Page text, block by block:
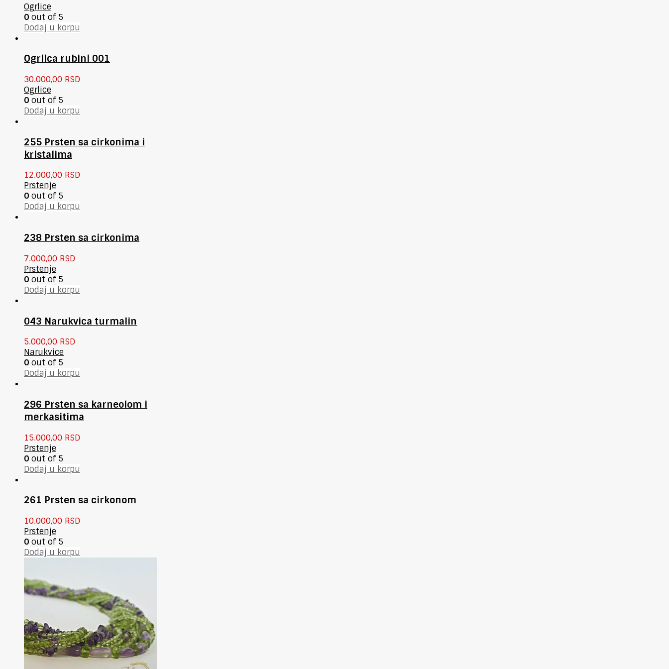
Ogrlice
0 out of 5
Dodaj u korpu
Ogrlica rubini 001
30.000,00 RSD
Ogrlice
0 out of 5
Dodaj u korpu
255 Prsten sa cirkonima i
kristalima
12.000,00 RSD
Prstenje
0 out of 5
Dodaj u korpu
238 Prsten sa cirkonima
7.000,00 RSD
Prstenje
0 out of 5
Dodaj u korpu
043 Narukvica turmalin
5.000,00 RSD
Narukvice
0 out of 5
Dodaj u korpu
296 Prsten sa karneolom i
merkasitima
15.000,00 RSD
Prstenje
0 out of 5
Dodaj u korpu
261 Prsten sa cirkonom
10.000,00 RSD
Prstenje
0 out of 5
Dodaj u korpu